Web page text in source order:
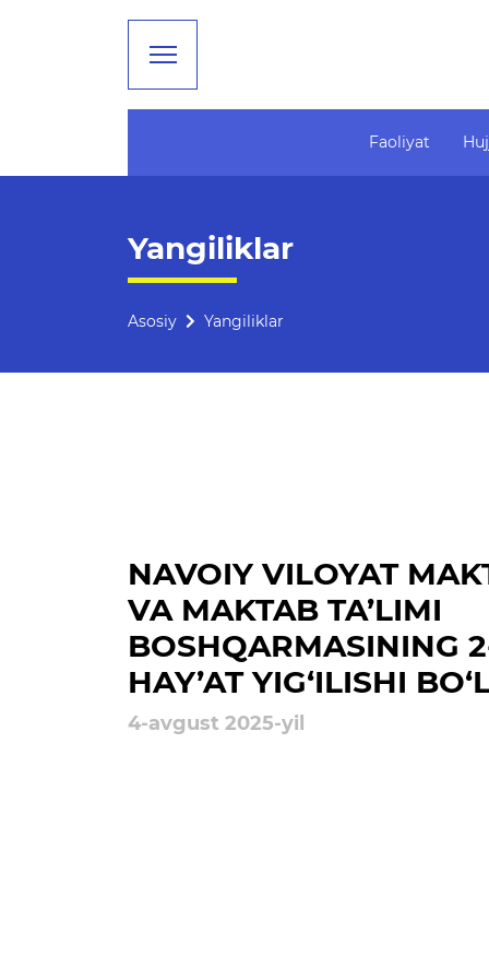
Rahbariyat
Boshqarma tuzilmasi
Missiya, maqsad va vazifalar
Rekvizitlar
Tahliliy ma'lumotlar
Kelajak markazi
Hisobotlar
Faoliyat
Yangiliklar
Asosiy Yangiliklar
NAVOIY VILOYAT
VA MAKTAB TA’LIMI
BOSHQARMASINING
HAY’AT YIG‘ILISHI
4-avgust 2025-yil